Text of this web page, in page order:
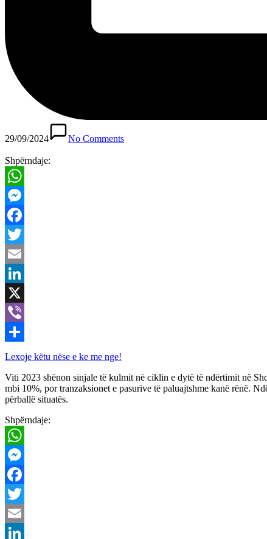
29/09/2024 No Comments
Shpërndaje:
WhatsApp
Messenger
Facebook
Twitter
Email
LinkedIn
X
Viber
Share
Lexoje këtu nëse e ke me nge!
Viti 2023 shënon sinjale të kulmit në ciklin e dytë të ndërtimit në
mbi 10%, por tranzaksionet e pasurive të paluajtshme kanë rënë.
përballë situatës.
Shpërndaje:
WhatsApp
Messenger
Facebook
Twitter
Email